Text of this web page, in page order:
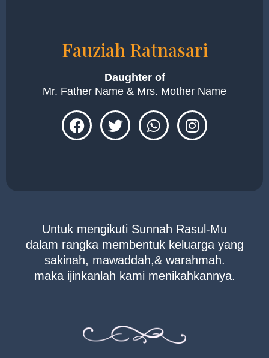
Fauziah Ratnasari
Daughter of
Mr. Father Name & Mrs. Mother Name
Untuk mengikuti Sunnah Rasul-Mu
dalam rangka membentuk keluarga yang
sakinah, mawaddah,& warahmah.
maka ijinkanlah kami menikahkannya.